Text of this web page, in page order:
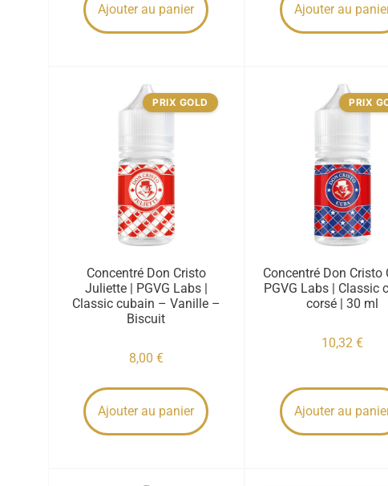
Ajouter au panier Ajouter au
PRIX GOLD
Concentré Don Cristo
Juliette | PGVG Labs |
Classic cubain – Vanille –
Biscuit
8,00 €
Ajouter au panier
PRIX
Concentré Don Cristo
PGVG Labs | Classic
corsé | 30 ml
10,32€
Ajouter au